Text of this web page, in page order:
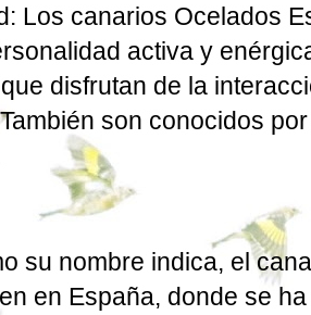
Los canarios Ocelados
activa y
disfrutan de la
son conocidos
su nombre indica, el
en España, donde se